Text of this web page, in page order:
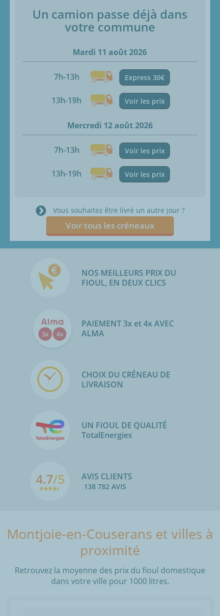
Un camion passe déjà dans
votre commune
Mardi 11 août 2026
7h-13h Express 30€
13h-19h Voir les prix
Mercredi 12 août 2026
7h-13h Voir les prix
13h-19h Voir les prix
Vous souhaitez être livré un autre jour ?
Voir tous les créneaux
NOS MEILLEURS PRIX DU
FIOUL, EN DEUX CLICS
PAIEMENT 3x et 4x AVEC
ALMA
CHOIX DU CRÉNEAU DE
LIVRAISON
UN FIOUL DE QUALITÉ
TotalEnergies
4.7/5 AVIS CLIENTS
138 782 AVIS
Montjoie-en-Couserans et villes à
proximité
Retrouvez la moyenne des prix du fioul domestique
dans votre ville pour 1000 litres.